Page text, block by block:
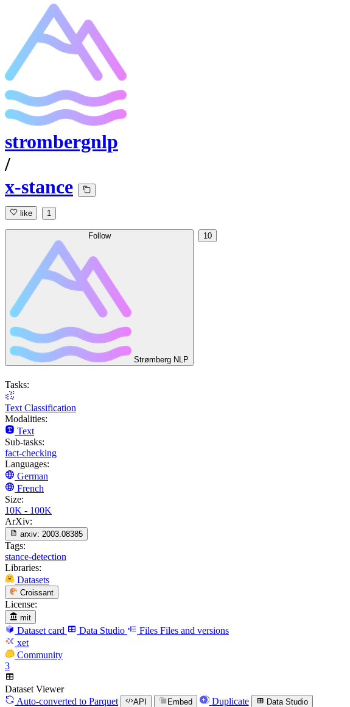
strombergnlp
/
x-stance
like 1
Follow
Strømberg NLP
10
Tasks:
Text Classification
Modalities:
Text
Sub-tasks:
fact-checking
Languages:
German
French
Size:
10K - 100K
ArXiv:
arxiv: 2003.08385
Tags:
stance-detection
Libraries:
Datasets
Croissant
License:
mit
Dataset card Data Studio Files Files and versions
xet
Community
3
Dataset Viewer
Auto-converted to Parquet API Embed Duplicate Data Studio